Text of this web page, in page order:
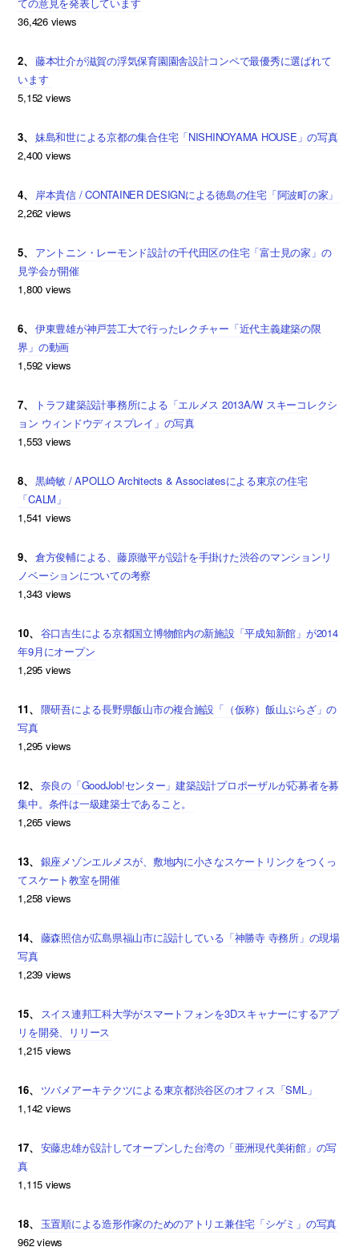
36,426 views
2、 藤本壮介が滋賀の浮気保育園園舎設計コンペで最優秀に選ばれて
います
5,152 views
3、 妹島和世による京都の集合住宅「NISHINOYAMA HOUSE」の写真
2,400 views
4、
岸本貴信 / CONTAINER DESIGNによる徳島の住宅「阿波町の家」
2,262 views
5、
アントニン・レーモンド設計の千代田区の住宅「富士見の家」の
見学会が開催
1,800 views
6、 伊東豊雄が神戸芸工大で行ったレクチャー「近代主義建築の限
界」の動画
1,592 views
7、
トラフ建築設計事務所による「エルメス 2013A/W スキーコレクシ
ョン ウィンドウディスプレイ」の写真
1,553 views
8、 黒崎敏 / APOLLO Architects & Associatesによる東京の住宅
「CALM」
1,541 views
9、 倉方俊輔による、藤原徹平が設計を手掛けた渋谷のマンションリ
ノベーションについての考察
1,343 views
10、 谷口吉生による京都国立博物館内の新施設「平成知新館」が2014
年9月にオープン
1,295 views
11、 隈研吾による長野県飯山市の複合施設「（仮称）飯山ぷらざ」の
写真
1,295 views
12、 奈良の「GoodJob!センター」建築設計プロポーザルが応募者を募
集中。条件は一級建築士であること。
1,265 views
13、 銀座メゾンエルメスが、敷地内に小さなスケートリンクをつくっ
てスケート教室を開催
1,258 views
14、 藤森照信が広島県福山市に設計している「神勝寺 寺務所」の現場
写真
1,239 views
15、
スイス連邦工科大学がスマートフォンを3Dスキャナーにするアプ
リを開発、リリース
1,215 views
16、
ツバメアーキテクツによる東京都渋谷区のオフィス「SML」
1,142 views
17、 安藤忠雄が設計してオープンした台湾の「亜洲現代美術館」の写
真
1,115 views
18、
玉置順による造形作家のためのアトリエ兼住宅「シゲミ」の写真
962 views